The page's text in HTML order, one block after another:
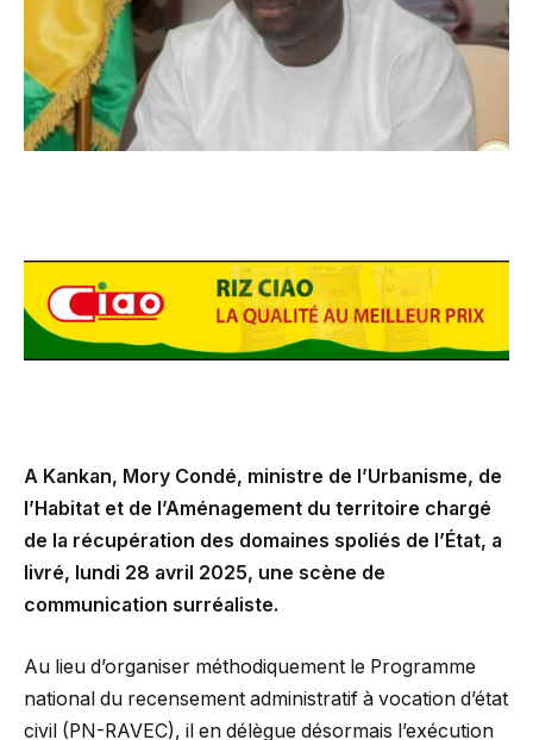
A Kankan, Mory Condé, ministre de l’Urbanisme, de
l’Habitat et de l’Aménagement du territoire chargé
de la récupération des domaines spoliés de l’État, a
livré, lundi 28 avril 2025, une scène de
communication surréaliste.
Au lieu d’organiser méthodiquement le Programme
national du recensement administratif à vocation d’état
civil (PN-RAVEC), il en délègue désormais l’exécution